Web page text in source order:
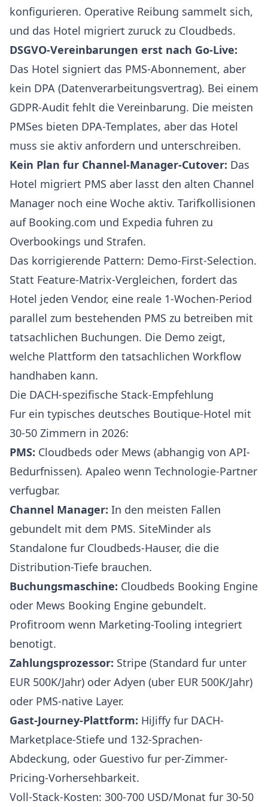
konfigurieren. Operative Reibung sammelt sich,
und das Hotel migriert zuruck zu Cloudbeds.
DSGVO-Vereinbarungen erst nach Go-Live:
Das Hotel signiert das PMS-Abonnement, aber
kein DPA (Datenverarbeitungsvertrag). Bei einem
GDPR-Audit fehlt die Vereinbarung. Die meisten
PMSes bieten DPA-Templates, aber das Hotel
muss sie aktiv anfordern und unterschreiben.
Kein Plan fur Channel-Manager-Cutover: Das
Hotel migriert PMS aber lasst den alten Channel
Manager noch eine Woche aktiv. Tarifkollisionen
auf Booking.com und Expedia fuhren zu
Overbookings und Strafen.
Das korrigierende Pattern: Demo-First-Selection.
Statt Feature-Matrix-Vergleichen, fordert das
Hotel jeden Vendor, eine reale 1-Wochen-Period
parallel zum bestehenden PMS zu betreiben mit
tatsachlichen Buchungen. Die Demo zeigt,
welche Plattform den tatsachlichen Workflow
handhaben kann.
Die DACH-spezifische Stack-Empfehlung
Fur ein typisches deutsches Boutique-Hotel mit
30-50 Zimmern in 2026:
PMS: Cloudbeds oder Mews (abhangig von API-
Bedurfnissen). Apaleo wenn Technologie-Partner
verfugbar.
Channel Manager: In den meisten Fallen
gebundelt mit dem PMS. SiteMinder als
Standalone fur Cloudbeds-Hauser, die die
Distribution-Tiefe brauchen.
Buchungsmaschine: Cloudbeds Booking Engine
oder Mews Booking Engine gebundelt.
Profitroom wenn Marketing-Tooling integriert
benotigt.
Zahlungsprozessor: Stripe (Standard fur unter
EUR 500K/Jahr) oder Adyen (uber EUR 500K/Jahr)
oder PMS-native Layer.
Gast-Journey-Plattform: HiJiffy fur DACH-
Marketplace-Stiefe und 132-Sprachen-
Abdeckung, oder Guestivo fur per-Zimmer-
Pricing-Vorhersehbarkeit.
Voll-Stack-Kosten: 300-700 USD/Monat fur 30-50